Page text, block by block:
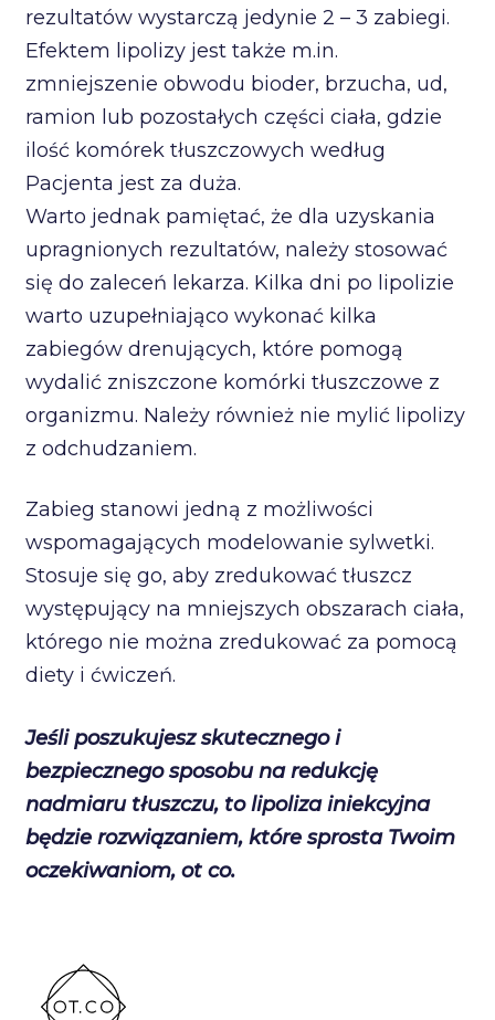
rezultatów wystarczą jedynie 2 – 3 zabiegi.
Efektem lipolizy jest także m.in.
zmniejszenie obwodu bioder, brzucha, ud,
ramion lub pozostałych części ciała, gdzie
ilość komórek tłuszczowych według
Pacjenta jest za duża.
Warto jednak pamiętać, że dla uzyskania
upragnionych rezultatów, należy stosować
się do zaleceń lekarza. Kilka dni po lipolizie
warto uzupełniająco wykonać kilka
zabiegów drenujących, które pomogą
wydalić zniszczone komórki tłuszczowe z
organizmu. Należy również nie mylić lipolizy
z odchudzaniem.
Zabieg stanowi jedną z możliwości
wspomagających modelowanie sylwetki.
Stosuje się go, aby zredukować tłuszcz
występujący na mniejszych obszarach ciała,
którego nie można zredukować za pomocą
diety i ćwiczeń.
Jeśli poszukujesz skutecznego i
bezpiecznego sposobu na redukcję
nadmiaru tłuszczu, to lipoliza iniekcyjna
będzie rozwiązaniem, które sprosta Twoim
oczekiwaniom, ot co.